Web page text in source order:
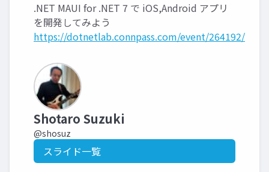
.NET MAUI for .NET 7 で iOS,Android アプリ
を開発してみよう
https://dotnetlab.connpass.com/event/264192/
Shotaro Suzuki
@shosuz
スライド一覧